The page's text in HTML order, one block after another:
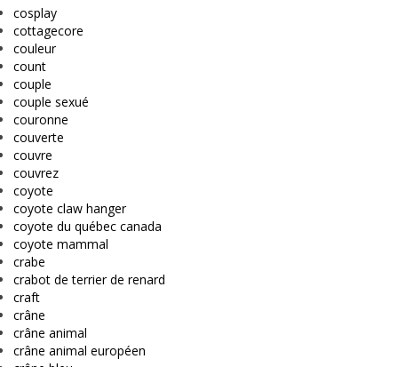
cosplay
cottagecore
couleur
count
couple
couple sexué
couronne
couverte
couvre
couvrez
coyote
coyote claw hanger
coyote du québec canada
coyote mammal
crabe
crabot de terrier de renard
craft
crâne
crâne animal
crâne animal européen